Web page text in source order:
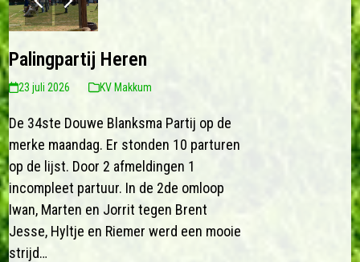
slideslide
Palingpartij Heren
23 juli 2026 KV Makkum
De 34ste Douwe Blanksma Partij op de
merke maandag. Er stonden 10 parturen
op de lijst. Door 2 afmeldingen 1
incompleet partuur. In de 2de omloop
Iwan, Marten en Jorrit tegen Brent
Jesse, Hyltje en Riemer werd een mooie
strijd…